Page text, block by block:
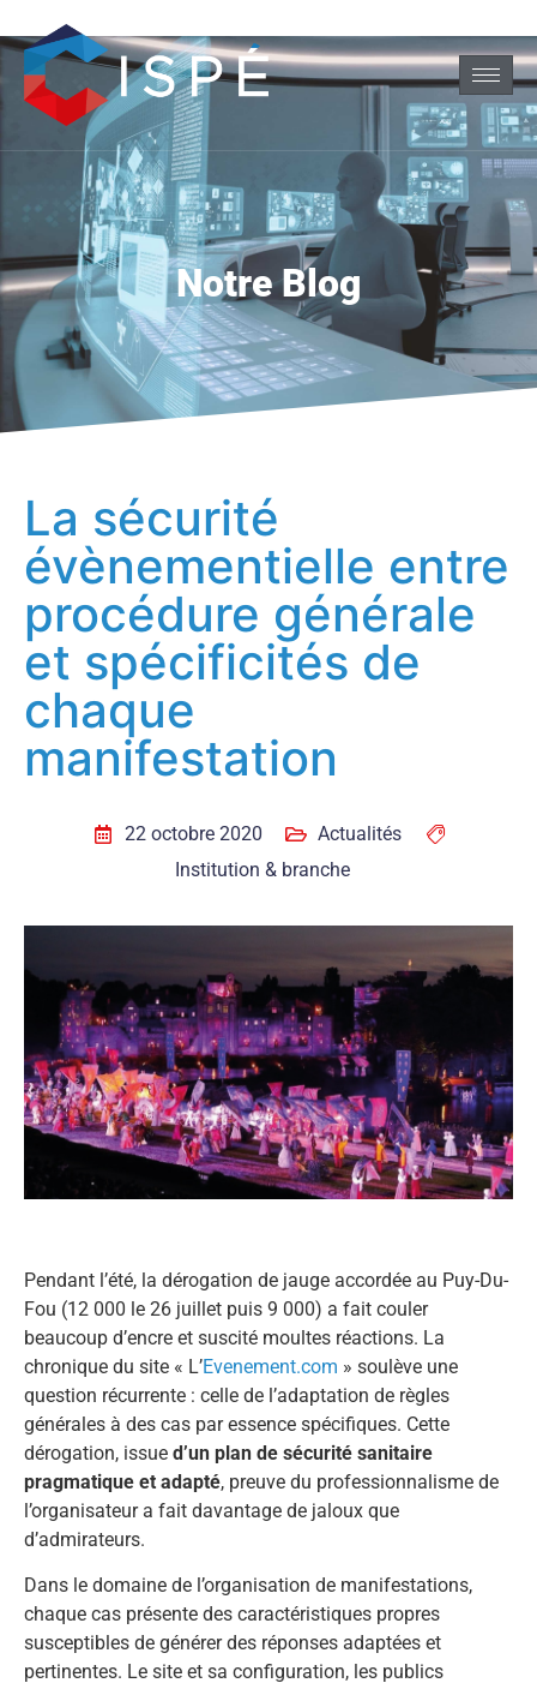
Notre Blog
La sécurité
évènementielle entre
procédure générale
et spécificités de
chaque
manifestation
22 octobre 2020
Actualités
Institution & branche
Pendant l’été, la dérogation de jauge accordée au Puy-Du-
Fou (12 000 le 26 juillet puis 9 000) a fait couler
beaucoup d’encre et suscité moultes réactions. La
chronique du site « L’Evenement.com » soulève une
question récurrente : celle de l’adaptation de règles
générales à des cas par essence spécifiques. Cette
dérogation, issue d’un plan de sécurité sanitaire
pragmatique et adapté, preuve du professionnalisme de
l’organisateur a fait davantage de jaloux que
d’admirateurs.
Dans le domaine de l’organisation de manifestations,
chaque cas présente des caractéristiques propres
susceptibles de générer des réponses adaptées et
pertinentes. Le site et sa configuration, les publics